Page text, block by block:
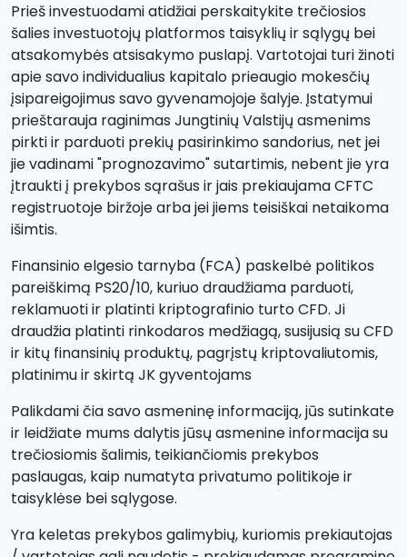
Prieš investuodami atidžiai perskaitykite trečiosios
šalies investuotojų platformos taisyklių ir sąlygų bei
atsakomybės atsisakymo puslapį. Vartotojai turi žinoti
apie savo individualius kapitalo prieaugio mokesčių
įsipareigojimus savo gyvenamojoje šalyje. Įstatymui
prieštarauja raginimas Jungtinių Valstijų asmenims
pirkti ir parduoti prekių pasirinkimo sandorius, net jei
jie vadinami "prognozavimo" sutartimis, nebent jie yra
įtraukti į prekybos sąrašus ir jais prekiaujama CFTC
registruotoje biržoje arba jei jiems teisiškai netaikoma
išimtis.
Finansinio elgesio tarnyba (FCA) paskelbė politikos
pareiškimą PS20/10, kuriuo draudžiama parduoti,
reklamuoti ir platinti kriptografinio turto CFD. Ji
draudžia platinti rinkodaros medžiagą, susijusią su CFD
ir kitų finansinių produktų, pagrįstų kriptovaliutomis,
platinimu ir skirtą JK gyventojams
Palikdami čia savo asmeninę informaciją, jūs sutinkate
ir leidžiate mums dalytis jūsų asmenine informacija su
trečiosiomis šalimis, teikiančiomis prekybos
paslaugas, kaip numatyta privatumo politikoje ir
taisyklėse bei sąlygose.
Yra keletas prekybos galimybių, kuriomis prekiautojas